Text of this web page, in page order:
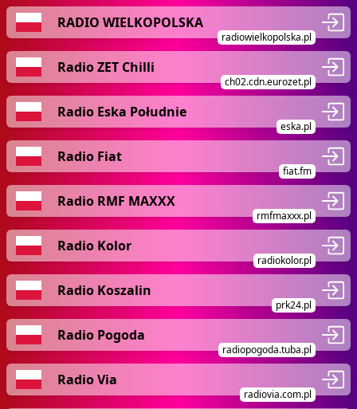
RADIO WIELKOPOLSKA
radiowielkopolska.pl
Radio ZET Chilli
ch02.cdn.eurozet.pl
Radio Eska Południe
eska.pl
Radio Fiat
fiat.fm
Radio RMF MAXXX
rmfmaxxx.pl
Radio Kolor
radiokolor.pl
Radio Koszalin
prk24.pl
Radio Pogoda
radiopogoda.tuba.pl
Radio Via
radiovia.com.pl